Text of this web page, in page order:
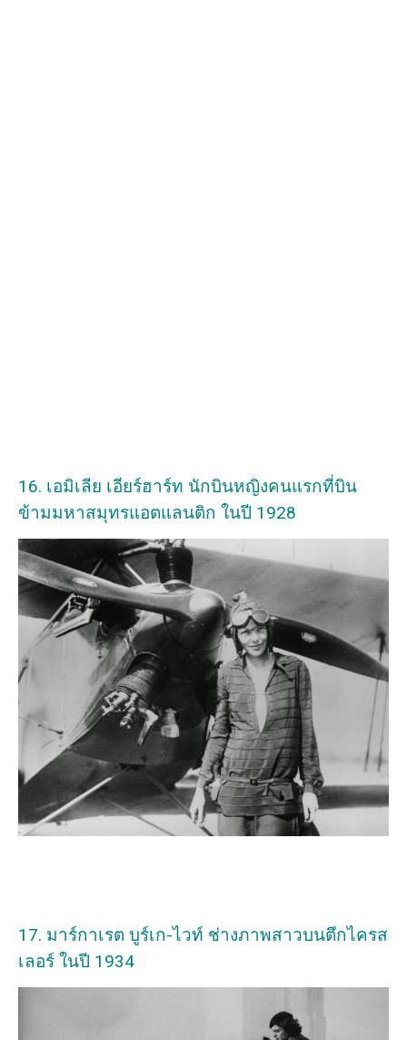
16. เอมิเลีย เอียร์ฮาร์ท นักบินหญิงคนแรกที่บิน
ข้ามมหาสมุทรแอตแลนติก ในปี 1928
17. มาร์กาเรต บูร์เก-ไวท์ ช่างภาพสาวบนตึกไครส
เลอร์ ในปี 1934